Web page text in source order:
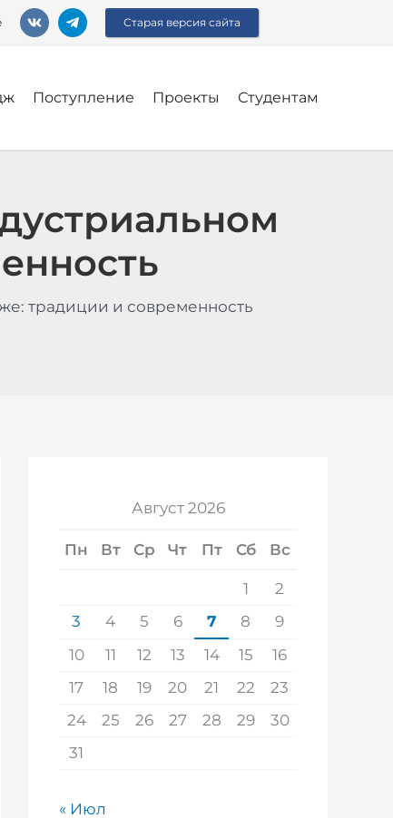
Старая версия сайта
Поступление Проекты Студентам
традиции и современность
Август 2026
Пн Вт Ср Чт Пт Сб Вс
1
2
3
4 5 6 7 8
9
10
11 12 13 14 15
16
17
18 19 20 21 22
23
24
25 26 27 28 29
30
31
« Июл